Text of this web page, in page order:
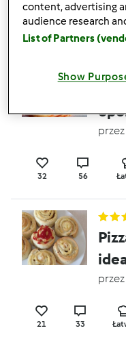
przez
32 56
przez
21 33
content, advertising
audience research
List of Partners
Show